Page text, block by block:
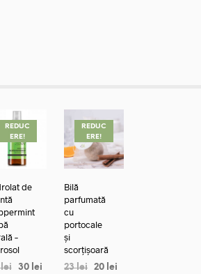
REDUC
ERE!
de
–
lei 30 lei
REDUC
ERE!
Bilă
parfumată
cu
portocale
și
scorțișoară
23lei 20 lei